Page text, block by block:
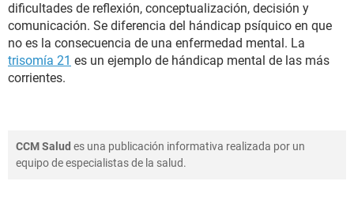
dificultades de reflexión, conceptualización, decisión y
comunicación. Se diferencia del hándicap psíquico en que
no es la consecuencia de una enfermedad mental. La
trisomía 21 es un ejemplo de hándicap mental de las más
corrientes.
CCM Salud es una publicación informativa realizada por un
equipo de especialistas de la salud.